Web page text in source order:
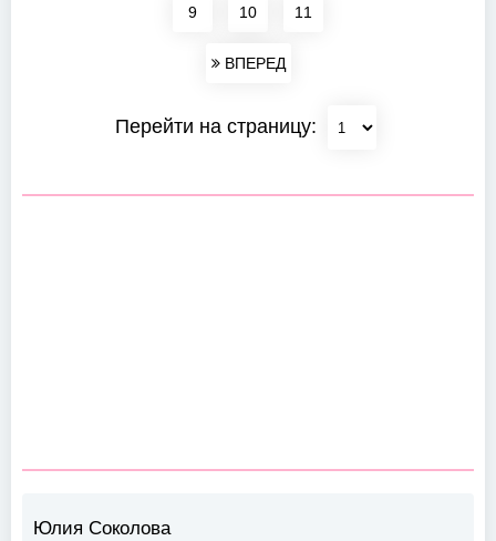
9 10 11
ВПЕРЕД
Перейти на страницу:
Юлия Соколова